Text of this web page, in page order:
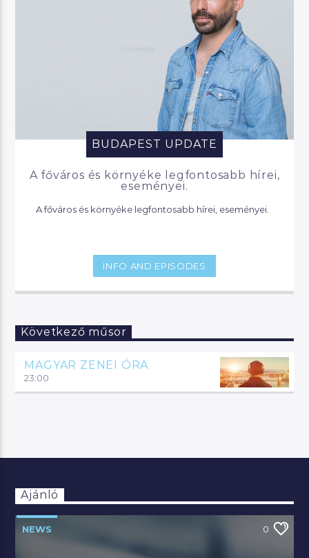
BUDAPEST UPDATE
A főváros és környéke legfontosabb hírei,
eseményei.
INFO AND EPISODES
Következő műsor
MAGYAR ZENEI ÓRA
23:00
Ajánló
NEWS 0